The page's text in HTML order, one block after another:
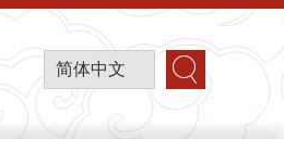
简体中文